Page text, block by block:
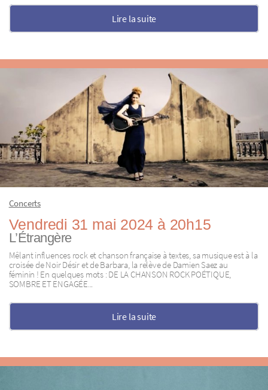
Lire la suite
Concerts
Vendredi 31 mai 2024 à 20h15
L’Étrangère
Mêlant influences rock et chanson française à textes, sa musique est à la
croisée de Noir Désir et de Barbara, la relève de Damien Saez au
féminin ! En quelques mots : DE LA CHANSON ROCK POÉTIQUE,
SOMBRE ET ENGAGÉE...
Lire la suite